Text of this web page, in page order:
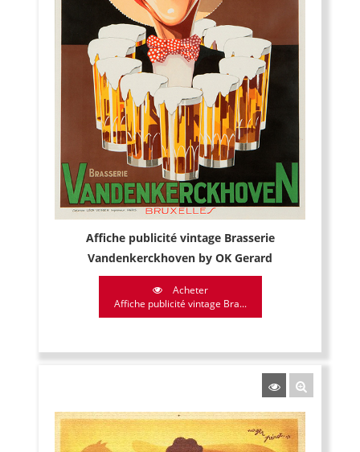
Affiche publicité vintage Brasserie
Vandenkerckhoven by OK Gerard
Acheter
Affiche publicité vintage Bra...